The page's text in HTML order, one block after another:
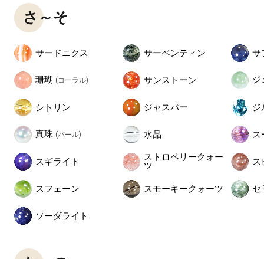
さ～そ
サードニクス サーペンティン サ
珊瑚 (コーラル) サンストーン ジ
シトリン ジャスパー ジ
真珠 (パール) 水晶 ス
スギライト
ストロベリークォー
ツ
ス
スフェーン スモーキークォーツ セ
ソーダライト